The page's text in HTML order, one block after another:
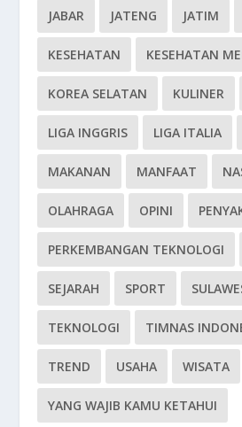
JABAR JATENG JATIM
KESEHATAN KESEHATAN
KOREA SELATAN KULINER
LIGA INGGRIS LIGA ITALIA
MAKANAN MANFAAT
OLAHRAGA OPINI
PERKEMBANGAN TEKNOLOGI
SEJARAH SPORT
TEKNOLOGI TIMNAS
TREND USAHA WISATA
YANG WAJIB KAMU KETAHUI